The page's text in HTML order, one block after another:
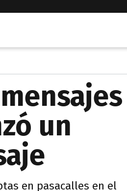
un
en pasacalles en el